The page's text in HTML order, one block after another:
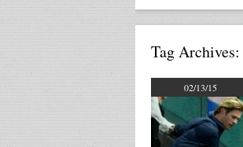
Tag Archives:
02/13/15